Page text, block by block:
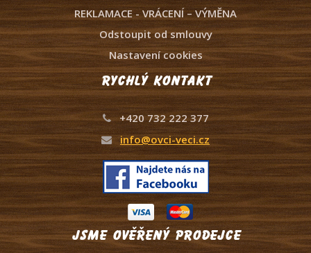
REKLAMACE - VRÁCENÍ – VÝMĚNA
Odstoupit od smlouvy
Nastavení cookies
Rychlý kontakt
+420 732 222 377
info@ovci-veci.cz
Jsme ověřený prodejce